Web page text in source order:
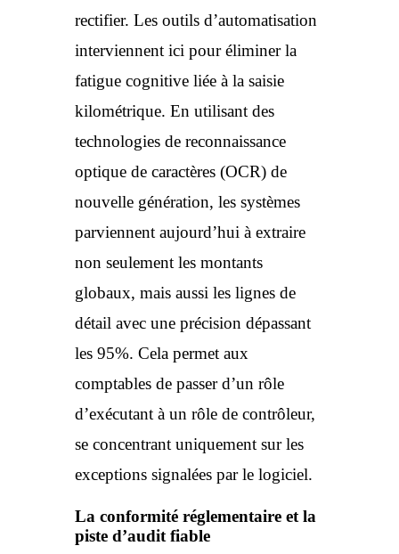
rectifier. Les outils d’automatisation
interviennent ici pour éliminer la
fatigue cognitive liée à la saisie
kilométrique. En utilisant des
technologies de reconnaissance
optique de caractères (OCR) de
nouvelle génération, les systèmes
parviennent aujourd’hui à extraire
non seulement les montants
globaux, mais aussi les lignes de
détail avec une précision dépassant
les 95%. Cela permet aux
comptables de passer d’un rôle
d’exécutant à un rôle de contrôleur,
se concentrant uniquement sur les
exceptions signalées par le logiciel.
La conformité réglementaire et la
piste d’audit fiable